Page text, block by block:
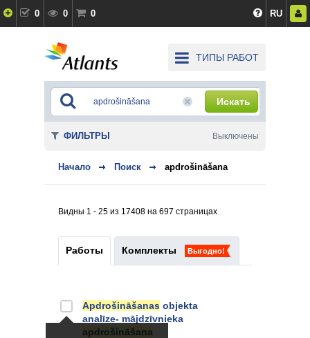
0 0 0 RU
ТИПЫ РАБОТ
Искать
Начало Поиск apdrošināšana
Видны 1 - 25 из 17408 на 697 страницах
Работы Комплекты Выгодно!
Apdrošināšanas objekta
analīze- mājdzīvnieka
apdrošināšana
ФИЛЬТРЫ Выключены